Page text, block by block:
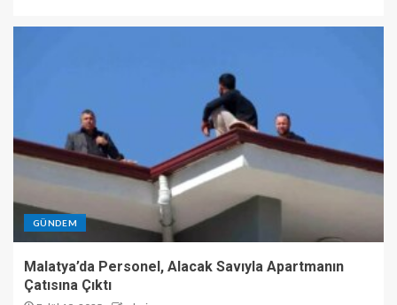
GÜNDEM
Malatya’da Personel, Alacak Savıyla Apartmanın
Çatısına Çıktı